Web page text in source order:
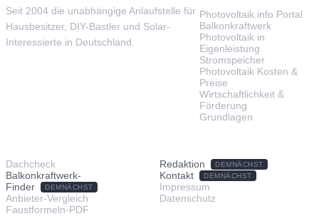
Seit 2004 die unabhängige Anlaufstelle für
Hausbesitzer, DIY-Bastler und Solar-
Interessierte in Deutschland.
Photovoltaik.info Portal
Balkonkraftwerk
Photovoltaik in
Eigenleistung
Stromspeicher
Photovoltaik Kosten &
Preise
Wirtschaftlichkeit &
Förderung
Grundlagen
Dachcheck
Balkonkraftwerk-
Finder
DEMNÄCHST
Anbieter-Vergleich
Faustformeln-PDF
Redaktion DEMNÄCHST
Kontakt DEMNÄCHST
Impressum
Datenschutz